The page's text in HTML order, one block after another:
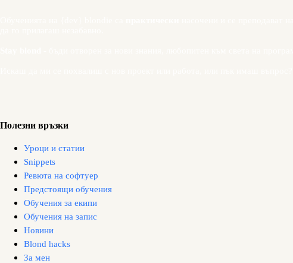
Полезни връзки
Уроци и статии
Snippets
Ревюта на софтуер
Предстоящи обучения
Обучения за екипи
Обучения на запис
Новини
Blond hacks
За мен